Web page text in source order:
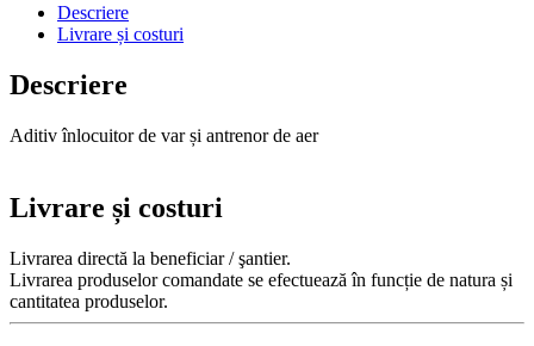
Descriere
Livrare și costuri
Descriere
Aditiv înlocuitor de var și antrenor de aer
Livrare și costuri
Livrarea directă la beneficiar / şantier.
Livrarea produselor comandate se efectuează în funcție de natura și
cantitatea produselor.